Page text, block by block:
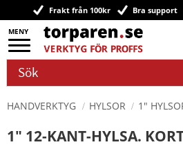
Meny
Frakt från 100kr Bra support
HANDVERKTYG HYLSOR 1"
1" 12-KANT-HYLSA.